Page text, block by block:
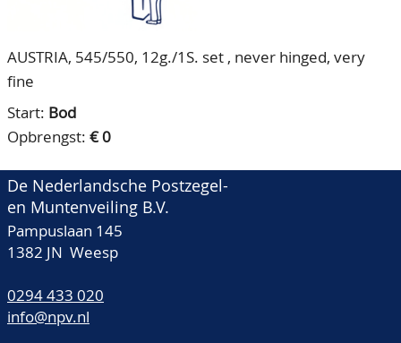
AUSTRIA, 545/550, 12g./1S. set , never hinged, very
fine
Start: Bod
Opbrengst: € 0
De Nederlandsche Postzegel-
en Muntenveiling B.V.
Pampuslaan 145
1382 JN Weesp
0294 433 020
info@npv.nl